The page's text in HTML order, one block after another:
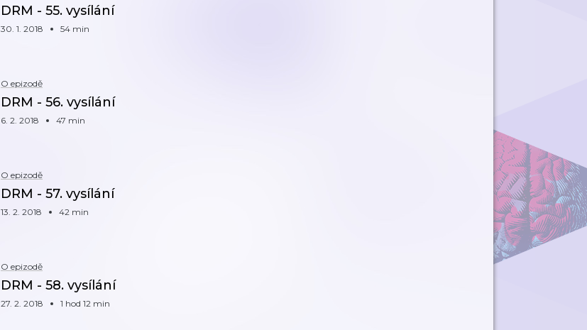
DRM - 55. vysílání
30. 1. 2018 54 min
O epizodě
DRM - 56. vysílání
6. 2. 2018 47 min
O epizodě
DRM - 57. vysílání
13. 2. 2018 42 min
O epizodě
DRM - 58. vysílání
27. 2. 2018 1 hod 12 min